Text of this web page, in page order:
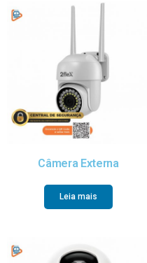
Câmera Externa
Leia mais